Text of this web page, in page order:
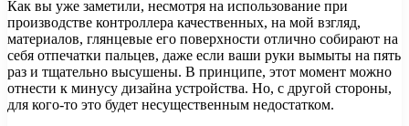
Как вы уже заметили, несмотря на использование при
производстве контроллера качественных, на мой взгляд,
материалов, глянцевые его поверхности отлично собирают на
себя отпечатки пальцев, даже если ваши руки вымыты на пять
раз и тщательно высушены. В принципе, этот момент можно
отнести к минусу дизайна устройства. Но, с другой стороны,
для кого-то это будет несущественным недостатком.